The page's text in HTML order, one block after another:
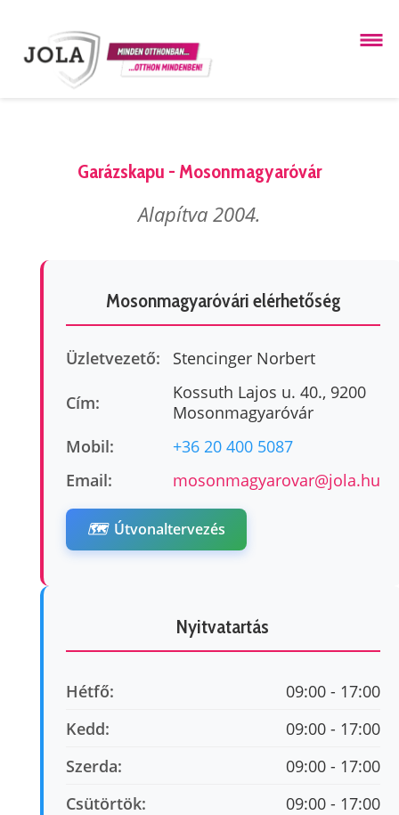
Garázskapu - Mosonmagyaróvár
Alapítva 2004.
Mosonmagyaróvári elérhetőség
Üzletvezető: Stencinger Norbert
Cím:
Kossuth Lajos u. 40., 9200
Mosonmagyaróvár
Mobil:
+36 20 400 5087
Email:
mosonmagyarovar@jola.hu
🗺️ Útvonaltervezés
Nyitvatartás
Hétfő:
09:00 - 17:00
Kedd:
09:00 - 17:00
Szerda:
09:00 - 17:00
Csütörtök:
09:00 - 17:00